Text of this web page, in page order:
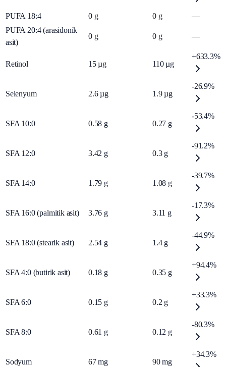
PUFA 18:4 0 g 0 g
—
PUFA 20:4 (arasidonik
asit)
0 g 0 g —
Retinol 15 µg 110 µg
+633.3%
Selenyum 2.6 µg 1.9 µg
-26.9%
SFA 10:0 0.58 g 0.27 g
-53.4%
SFA 12:0 3.42 g 0.3 g
-91.2%
SFA 14:0 1.79 g 1.08 g
-39.7%
SFA 16:0 (palmitik asit) 3.76 g 3.11 g
-17.3%
SFA 18:0 (stearik asit) 2.54 g 1.4 g
-44.9%
SFA 4:0 (butirik asit) 0.18 g 0.35 g
+94.4%
SFA 6:0 0.15 g 0.2 g
+33.3%
SFA 8:0 0.61 g 0.12 g
-80.3%
Sodyum 67 mg 90 mg
+34.3%